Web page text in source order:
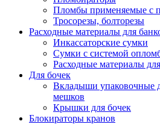
Пломбы применяемые с
Тросорезы, болторезы
Расходные материалы для
Инкассаторские сумки
Сумки с системой
Расходные материалы
Для бочек
Вкладыши упаковочные
мешков
Крышки для бочек
Блокираторы кранов